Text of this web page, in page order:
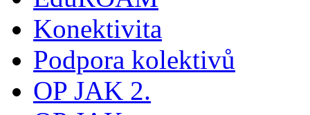
Konektivita
Podpora kolektivů
OP JAK 2.